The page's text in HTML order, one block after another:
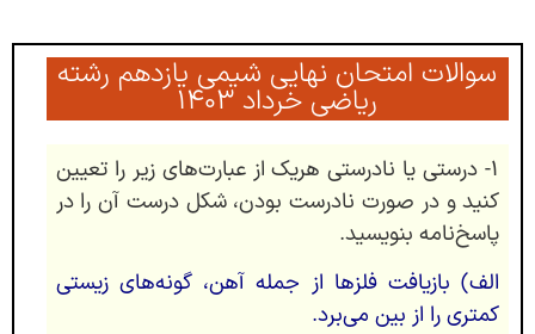
سوالات امتحان نهایی شیمی یازدهم رشته
ریاضی خرداد ۱۴۰۳
۱- درستی یا نادرستی هریک از عبارت‌های زیر را تعیین
کنید و در صورت نادرست بودن، شکل درست آن را در
پاسخ‌نامه بنویسید.
الف) بازیافت فلزها از جمله آهن، گونه‌های زیستی
کمتری را از بین می‌برد.